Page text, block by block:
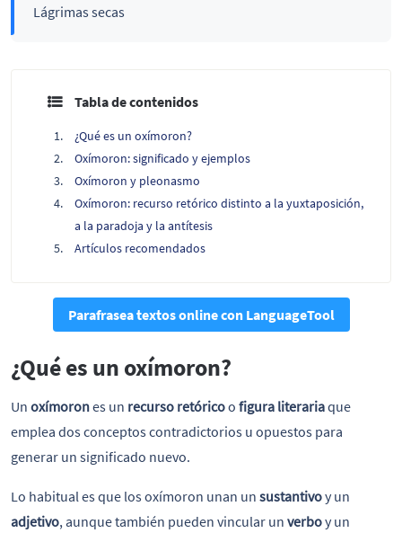
Lágrimas secas
Tabla de contenidos
¿Qué es un oxímoron?
Oxímoron: significado y ejemplos
Oxímoron y pleonasmo
Oxímoron: recurso retórico distinto a la yuxtaposición,
a la paradoja y la antítesis
Artículos recomendados
Parafrasea textos online con LanguageTool
¿Qué es un oxímoron?
Un oxímorones un recurso retóricoo figura literariaque
emplea dos conceptos contradictorios u opuestos para
generar un significado nuevo.
Lo habitual es que los oxímoron unan un sustantivoy un
adjetivo, aunque también pueden vincular un verboy un